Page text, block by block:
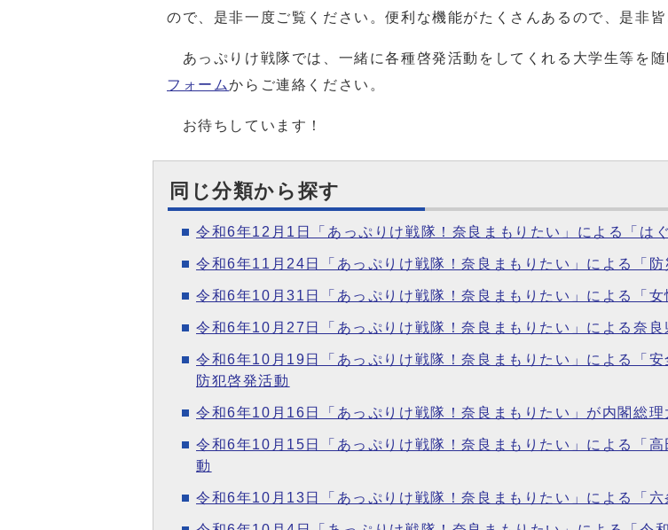
ので、是非一度ご覧ください。便利な機能がたくさんあるので、是非
あっぷりけ戦隊では、一緒に各種啓発活動をしてくれる大学生等を
フォームからご連絡ください。
お待ちしています！
同じ分類から探す
令和6年12月1日「あっぷりけ戦隊！奈良まもりたい」による「は
令和6年11月24日「あっぷりけ戦隊！奈良まもりたい」による「
令和6年10月31日「あっぷりけ戦隊！奈良まもりたい」による「
令和6年10月27日「あっぷりけ戦隊！奈良まもりたい」による奈
令和6年10月19日「あっぷりけ戦隊！奈良まもりたい」による「
防犯啓発活動
令和6年10月16日「あっぷりけ戦隊！奈良まもりたい」が内閣総理
令和6年10月15日「あっぷりけ戦隊！奈良まもりたい」による「
動
令和6年10月13日「あっぷりけ戦隊！奈良まもりたい」による「